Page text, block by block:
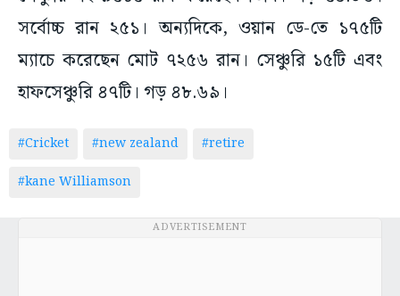
সর্বোচ্চ রান ২৫১। অন্যদিকে, ওয়ান ডে-তে ১৭৫টি
ম্যাচে করেছেন মোট ৭২৫৬ রান। সেঞ্চুরি ১৫টি এবং
হাফসেঞ্চুরি ৪৭টি। গড় ৪৮.৬৯।
#Cricket #new zealand
#retire
#kane Williamson
ADVERTISEMENT